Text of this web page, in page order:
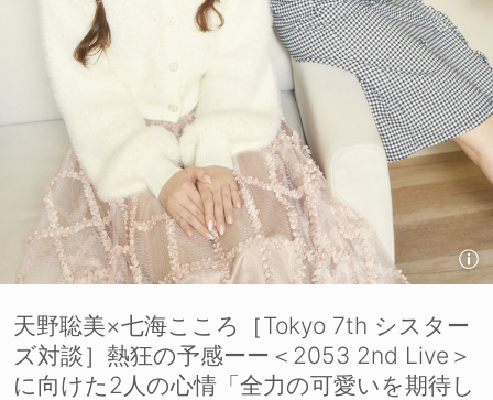
天野聡美×七海こころ［Tokyo 7th シスター
ズ対談］熱狂の予感ーー＜2053 2nd Live＞
に向けた2人の心情「全力の可愛いを期待し